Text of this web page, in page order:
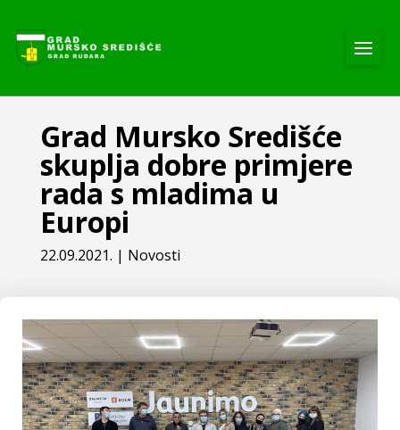
Grad Mursko Središće
skuplja dobre primjere
rada s mladima u
Europi
22.09.2021. | Novosti